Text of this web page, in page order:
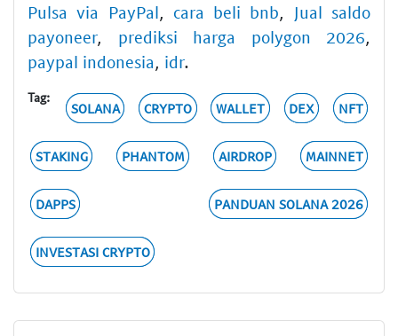
Pulsa via PayPal, cara beli bnb, Jual saldo
payoneer, prediksi harga polygon 2026,
paypal indonesia, idr.
Tag:
SOLANA CRYPTO WALLET DEX NFT
STAKING PHANTOM AIRDROP MAINNET
DAPPS PANDUAN SOLANA 2026
INVESTASI CRYPTO